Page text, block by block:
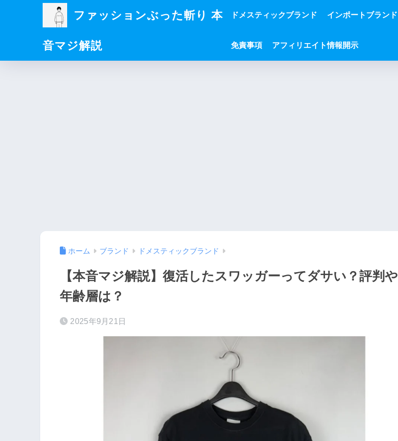
ファッションぶった斬り 本
音マジ解説
ドメスティックブランド インポートブランド
免責事項 アフィリエイト情報開示
ホーム ブランド ドメスティックブランド
【本音マジ解説】復活したスワッガーってダサい？評判や
年齢層は？
2025年9月21日